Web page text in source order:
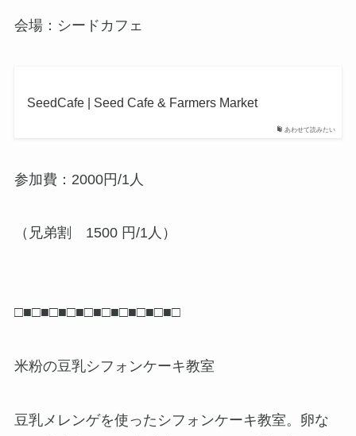
会場：シードカフェ
あわせて読みたい
SeedCafe | Seed Cafe & Farmers Market
参加費：2000円/1人
（兄弟割 1500 円/1人）
□■□■□■□■□■□■□■□■□■□
米粉の豆乳シフォンケーキ教室
豆乳メレンゲを使ったシフォンケーキ教室。卵な